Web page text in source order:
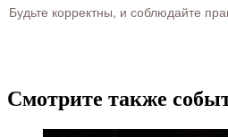
Будьте корректны, и соблюдайте
Смотрите также